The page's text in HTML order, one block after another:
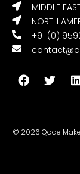
MIDDLE
NORTH
+91 (0)
© 2026 Qode